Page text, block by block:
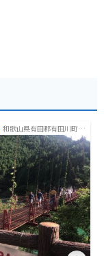
和歌山県有田郡有田川町沼
１１１９